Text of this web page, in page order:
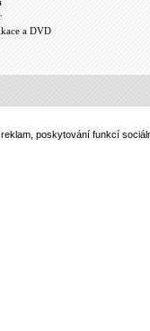
a DVD
poskytování funkcí